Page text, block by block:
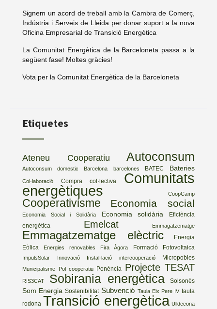
Signem un acord de treball amb la Cambra de Comerç,
Indústria i Serveis de Lleida per donar suport a la nova
Oficina Empresarial de Transició Energètica
La Comunitat Energètica de la Barceloneta passa a la
següent fase! Moltes gràcies!
Vota per la Comunitat Energètica de la Barceloneta
Etiquetes
Ateneu Cooperatiu Autoconsum
Autoconsum domestic Barcelona barcelones BATEC Bateries
Col·laboració Compra col·lectiva Comunitats
energètiques CoopCamp
Cooperativisme Economia social
Economia Social i Solidària Economia solidària
Eficiència
energètica
Emelcat Emmagatzematge
Emmagatzematge elèctric
Energia
Eòlica
Energies renovables Fira Àgora Formació Fotovoltaica
ImpulsSolar Innovació Instal·lació intercooperació Micropobles
Municipalisme Pol cooperatiu Ponència Projecte TESAT
RIS3CAT Sobirania energètica Solsonès
Som Energia Sostenibilitat Subvenció Taula Eix Pere IV taula
rodona Transició energètica Ulldecona